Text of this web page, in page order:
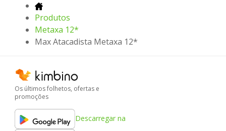
Produtos
Metaxa 12*
Max Atacadista Metaxa 12*
Os últimos folhetos, ofertas e
promoções
Descarregar na